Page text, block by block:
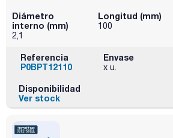
Diámetro
interno (mm)
2,1
Longitud (mm)
100
Referencia
P0BPT12110
Envase
x u.
Disponibilidad
Ver stock